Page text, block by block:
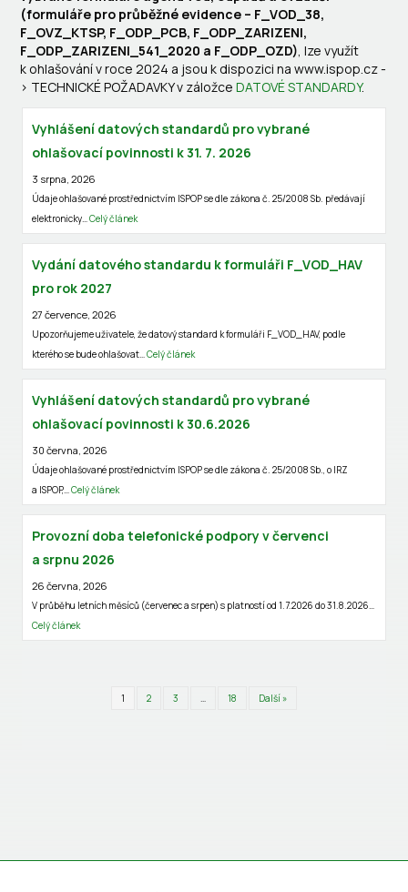
(formuláře pro průběžné evidence – F_VOD_38,
F_OVZ_KTSP, F_ODP_PCB, F_ODP_ZARIZENI,
F_ODP_ZARIZENI_541_2020 a F_ODP_OZD), lze využít
k ohlašování v roce 2024 a jsou k dispozici na www.ispop.cz -
> TECHNICKÉ POŽADAVKY v záložce DATOVÉ STANDARDY.
Vyhlášení datových standardů pro vybrané
ohlašovací povinnosti k 31. 7. 2026
3 srpna, 2026
Údaje ohlašované prostřednictvím ISPOP se dle zákona č. 25/2008 Sb. předávají
elektronicky…Celý článek
Vydání datového standardu k formuláři F_VOD_HAV
pro rok 2027
27 července, 2026
Upozorňujeme uživatele, že datový standard k formuláři F_VOD_HAV, podle
kterého se bude ohlašovat…Celý článek
Vyhlášení datových standardů pro vybrané
ohlašovací povinnosti k 30.6.2026
30 června, 2026
Údaje ohlašované prostřednictvím ISPOP se dle zákona č. 25/2008 Sb., o IRZ
a ISPOP,…Celý článek
Provozní doba telefonické podpory v červenci
a srpnu 2026
26 června, 2026
V průběhu letních měsíců (červenec a srpen) s platností od 1.7.2026 do 31.8.2026…
Celý článek
1 2 3 … 18 Další »